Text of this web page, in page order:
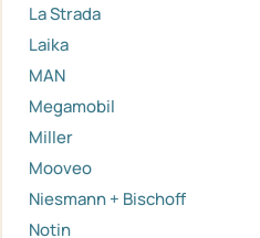
La Strada
Laika
MAN
Megamobil
Miller
Mooveo
Niesmann + Bischoff
Notin